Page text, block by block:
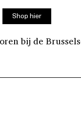
Shop hier
bij de